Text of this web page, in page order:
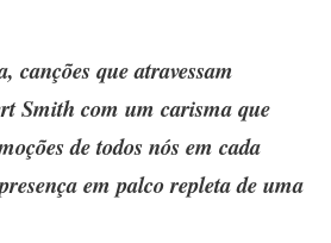
canções que atravessam
Smith com um carisma que
de todos nós em cada
em palco repleta de uma